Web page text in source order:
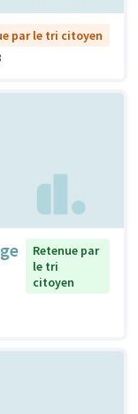
par le tri citoyen
Retenue par
le tri
citoyen